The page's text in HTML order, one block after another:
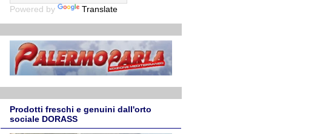
Powered by Translate
Prodotti freschi e genuini dall'orto
sociale DORASS